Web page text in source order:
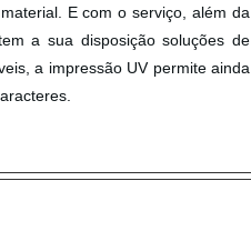
E com o serviço, além da
a sua disposição soluções de
a impressão UV permite ainda